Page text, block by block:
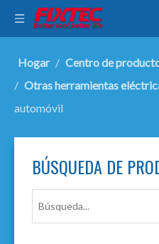
Hogar / Centro de
/ Otras herramientas
automóvil
BÚSQUEDA DE